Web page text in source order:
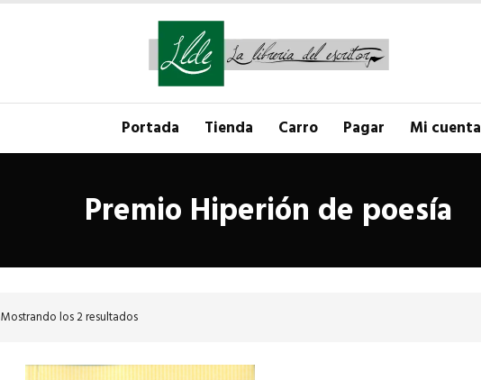
Portada Tienda Carro Pagar Mi cuenta
Premio Hiperión de poesía
Mostrando los 2 resultados